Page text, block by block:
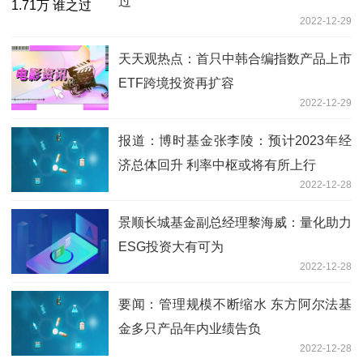
2022-12-29
天天观热点：首只中韩合编指数产品上市
ETF跨境投资再扩容
2022-12-29
报道：博时基金张李陵：预计2023年经
济总体回升 利率中枢或将有所上行
2022-12-28
景顺长城基金副总经理黎海威：量化助力
ESG投资大有可为
2022-12-28
要闻：管理规模不断缩水 东方阿尔法基
金多只产品年内业绩告负
2022-12-28